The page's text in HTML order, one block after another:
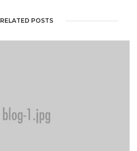
RELATED POSTS